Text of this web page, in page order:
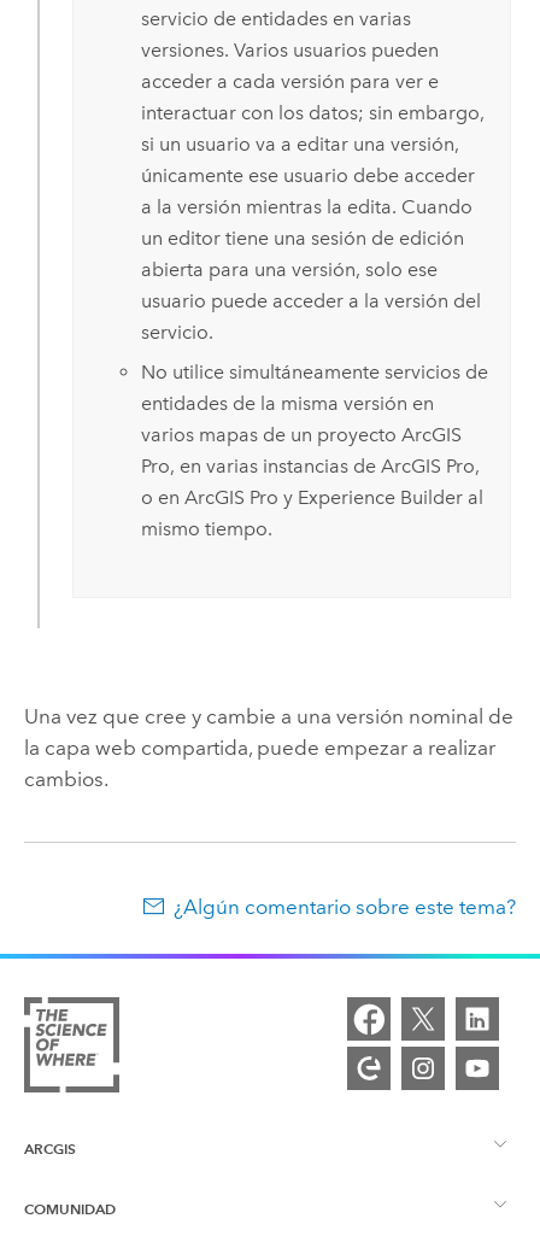
servicio de entidades en varias
versiones. Varios usuarios pueden
acceder a cada versión para ver e
interactuar con los datos; sin embargo,
si un usuario va a editar una versión,
únicamente ese usuario debe acceder
a la versión mientras la edita. Cuando
un editor tiene una sesión de edición
abierta para una versión, solo ese
usuario puede acceder a la versión del
servicio.
No utilice simultáneamente servicios de
entidades de la misma versión en
varios mapas de un proyecto ArcGIS
Pro, en varias instancias de ArcGIS Pro,
o en ArcGIS Pro y Experience Builderal
mismo tiempo.
Una vez que cree y cambie a una versión nominal de
la capa web compartida, puede empezar a realizar
cambios.
¿Algún comentario sobre este tema?
ARCGIS
Descripción general de ArcGIS
COMUNIDAD